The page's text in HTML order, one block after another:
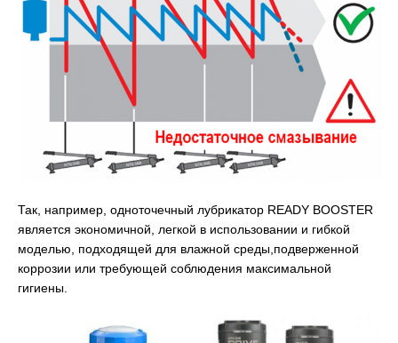
Так, например, одноточечный лубрикатор READY BOOSTER
является экономичной, легкой в использовании и гибкой
моделью, подходящей для влажной среды,подверженной
коррозии или требующей соблюдения максимальной
гигиены.